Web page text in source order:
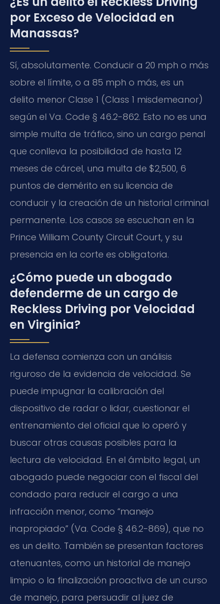
por Exceso de Velocidad en
Manassas?
Sí, absolutamente. Conducir a 20 mph o más
sobre el límite, o a 85 mph o más, es un
delito menor Clase 1 (Class 1 misdemeanor)
según el Va. Code § 46.2-862. Esto no es una
simple multa de tráfico, sino un cargo penal
que conlleva la posibilidad de hasta 12
meses de cárcel, una multa de $2,500, 6
puntos de demérito en su licencia de
conducir y la creación de un historial criminal
permanente. Los casos se escuchan en la
Prince William County Circuit Court, y su
presencia en la corte es obligatoria.
¿Cómo puede un abogado
defenderme de un cargo de
Reckless Driving por Velocidad
en Virginia?
La defensa comienza con un análisis
riguroso de la evidencia de velocidad. Se
puede impugnar la calibración del
dispositivo de radar o lidar, cuestionar el
entrenamiento del oficial que lo operó y
buscar otras causas posibles para la
lectura de velocidad. En el ámbito legal, un
abogado puede negociar con el fiscal del
condado para reducir el cargo a una
infracción menor, como “manejo
inapropiado” (Va. Code § 46.2-869), que no
es un delito. También se presentan factores
atenuantes, como un historial de manejo
limpio o la finalización proactiva de un curso
de manejo, para persuadir al juez de